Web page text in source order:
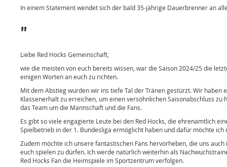
In einem Statement wendet sich der bald 35-jährige Dauerbrenner an
"
Liebe Red Hocks Gemeinschaft,
wie die meisten von euch bereits wissen, war die Saison 2024/25 die
einigen Worten an euch zu richten.
Mit dem Abstieg wurden wir ins tiefe Tal der Tränen gestürzt. Wir
Klassenerhalt zu erreichen, um einen versöhnlichen Saisonabschluss
das Team um die Mannschaft und die Fans.
Es gibt so viele engagierte Leute bei den Red Hocks, die ehrenamtlich
Spielbetrieb in der 1. Bundesliga ermöglicht haben und dafür möchte
Zudem möchte ich unsere fantastischen Fans hervorheben, die uns
euch spielen zu dürfen. Ich werde natürlich weiterhin als
Red Hocks Fan die Heimspiele im Sportzentrum verfolgen.